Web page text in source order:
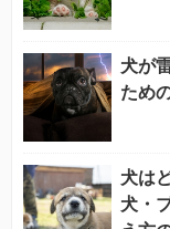
犬が
ため
犬は
犬・